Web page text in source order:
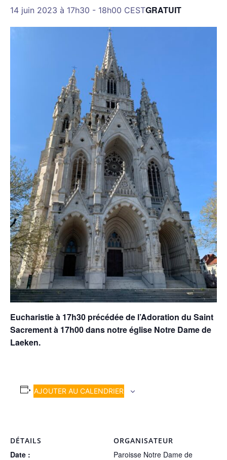
14 juin 2023 à 17h30 - 18h00 CESTGRATUIT
Eucharistie à 17h30 précédée de l’Adoration du Saint
Sacrement à 17h00 dans notre église Notre Dame de
Laeken.
AJOUTER AU CALENDRIER
DÉTAILS
Date :
ORGANISATEUR
Paroisse Notre Dame de